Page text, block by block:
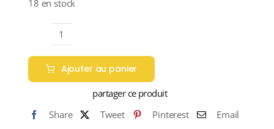
18 en stock
quantité
de
BARBANCOURT
Haïtian
55%
Ajouter au panier
partager ce produit
Share
Tweet Pinterest Email